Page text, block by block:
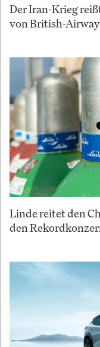
Der Iran-Krieg
von British-
Linde reitet den
den